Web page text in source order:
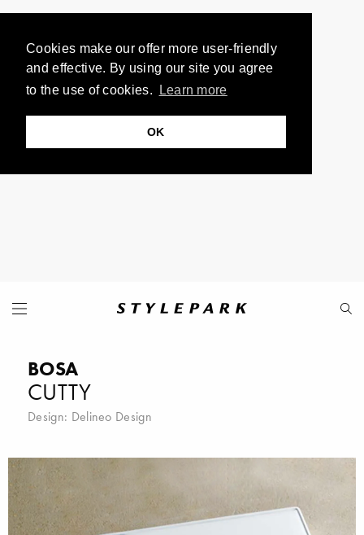
Cookies make our offer more user-friendly
and effective. By using our site you agree
to the use of cookies.
Learn more
OK
BOSA
CUTTY
Design: Delineo Design